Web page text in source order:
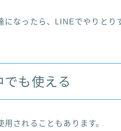
になったら、LINEでやりとり
でも使える
用されることもあります。